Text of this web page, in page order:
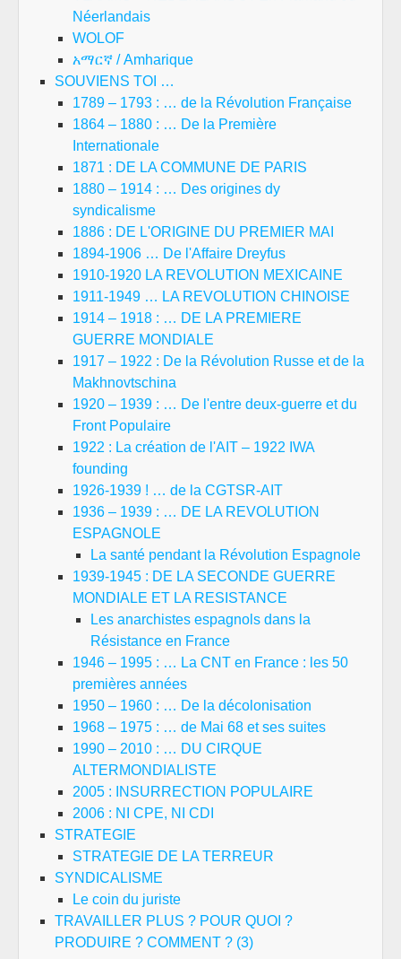
Néerlandais
WOLOF
አማርኛ / Amharique
SOUVIENS TOI …
1789 – 1793 : … de la Révolution Française
1864 – 1880 : … De la Première
Internationale
1871 : DE LA COMMUNE DE PARIS
1880 – 1914 : … Des origines dy
syndicalisme
1886 : DE L'ORIGINE DU PREMIER MAI
1894-1906 … De l'Affaire Dreyfus
1910-1920 LA REVOLUTION MEXICAINE
1911-1949 … LA REVOLUTION CHINOISE
1914 – 1918 : … DE LA PREMIERE
GUERRE MONDIALE
1917 – 1922 : De la Révolution Russe et de la
Makhnovtschina
1920 – 1939 : … De l'entre deux-guerre et du
Front Populaire
1922 : La création de l'AIT – 1922 IWA
founding
1926-1939 ! … de la CGTSR-AIT
1936 – 1939 : … DE LA REVOLUTION
ESPAGNOLE
La santé pendant la Révolution Espagnole
1939-1945 : DE LA SECONDE GUERRE
MONDIALE ET LA RESISTANCE
Les anarchistes espagnols dans la
Résistance en France
1946 – 1995 : … La CNT en France : les 50
premières années
1950 – 1960 : … De la décolonisation
1968 – 1975 : … de Mai 68 et ses suites
1990 – 2010 : … DU CIRQUE
ALTERMONDIALISTE
2005 : INSURRECTION POPULAIRE
2006 : NI CPE, NI CDI
STRATEGIE
STRATEGIE DE LA TERREUR
SYNDICALISME
Le coin du juriste
TRAVAILLER PLUS ? POUR QUOI ?
PRODUIRE ? COMMENT ? (3)